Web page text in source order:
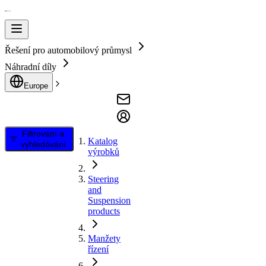
Řešení pro automobilový průmysl
Náhradní díly
Europe
Filtrování a
vyhledávání
Katalog
výrobků
Steering
and
Suspension
products
Manžety
řízení